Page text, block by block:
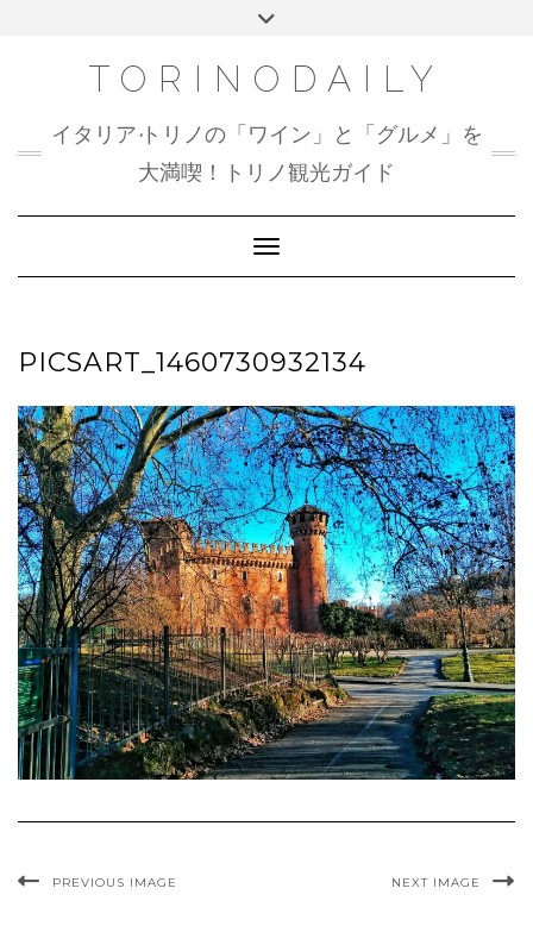
Toggle
TORINODAILY
イタリア•トリノの「ワイン」と「グルメ」を
大満喫！トリノ観光ガイド
Toggle Navigation
PICSART_1460730932134
PREVIOUS IMAGE NEXT IMAGE